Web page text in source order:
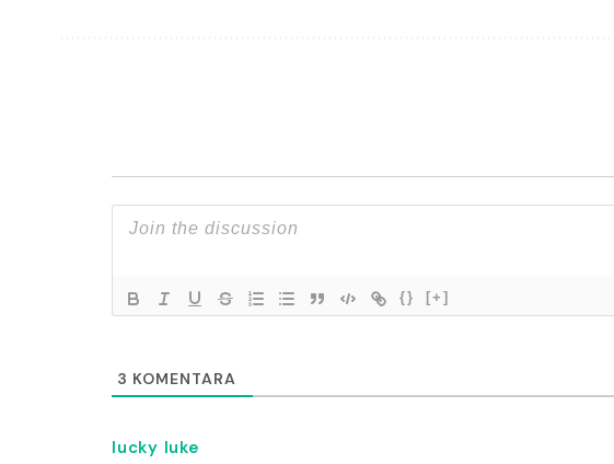
{} [+]
3 KOMENTARA
lucky luke